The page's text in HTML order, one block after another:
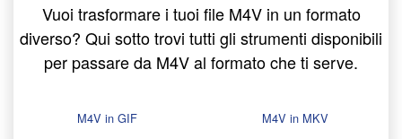
Vuoi trasformare i tuoi file M4V in un formato
diverso? Qui sotto trovi tutti gli strumenti disponibili
per passare da M4V al formato che ti serve.
M4V in GIF
M4V in MKV